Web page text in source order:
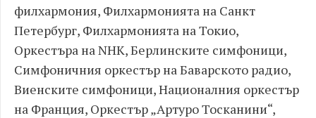
филхармония, Филхармонията на Санкт
Петербург, Филхармонията на Токио,
Оркестъра на NHK, Берлинските симфоници,
Симфоничния оркестър на Баварското радио,
Виенските симфоници, Националния оркестър
на Франция, Оркестър „Артуро Тосканини“,